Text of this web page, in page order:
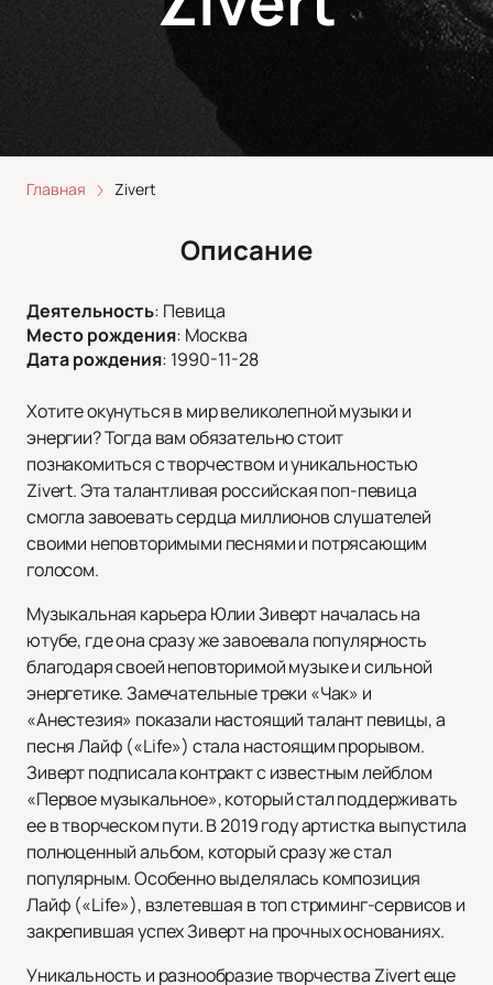
Главная Zivert
Описание
Деятельность: Певица
Место рождения: Москва
Дата рождения: 1990-11-28
Хотите окунуться в мир великолепной музыки и
энергии? Тогда вам обязательно стоит
познакомиться с творчеством и уникальностью
Zivert. Эта талантливая российская поп-певица
смогла завоевать сердца миллионов слушателей
своими неповторимыми песнями и потрясающим
голосом.
Музыкальная карьера Юлии Зиверт началась на
ютубе, где она сразу же завоевала популярность
благодаря своей неповторимой музыке и сильной
энергетике. Замечательные треки «Чак» и
«Анестезия» показали настоящий талант певицы, а
песня Лайф («Life») стала настоящим прорывом.
Зиверт подписала контракт с известным лейблом
«Первое музыкальное», который стал поддерживать
ее в творческом пути. В 2019 году артистка выпустила
полноценный альбом, который сразу же стал
популярным. Особенно выделялась композиция
Лайф («Life»), взлетевшая в топ стриминг-сервисов и
закрепившая успех Зиверт на прочных основаниях.
Уникальность и разнообразие творчества Zivert еще